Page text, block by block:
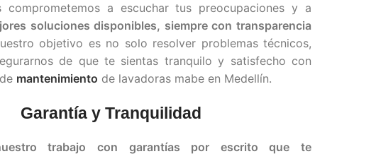
comprometemos a escuchar tus preocupaciones y a
soluciones disponibles, siempre con transparencia
objetivo es no solo resolver problemas técnicos,
de que te sientas tranquilo y satisfecho con
mantenimiento de lavadoras mabe en Medellín.
Garantía y Tranquilidad
trabajo con garantías por escrito que te